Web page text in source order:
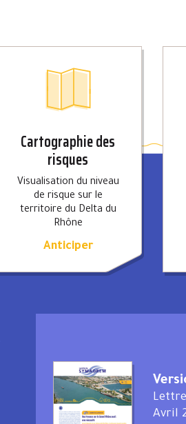
Cartographie des
risques
Visualisation du niveau
de risque sur le
territoire du Delta du
Rhône
Anticiper
Avril